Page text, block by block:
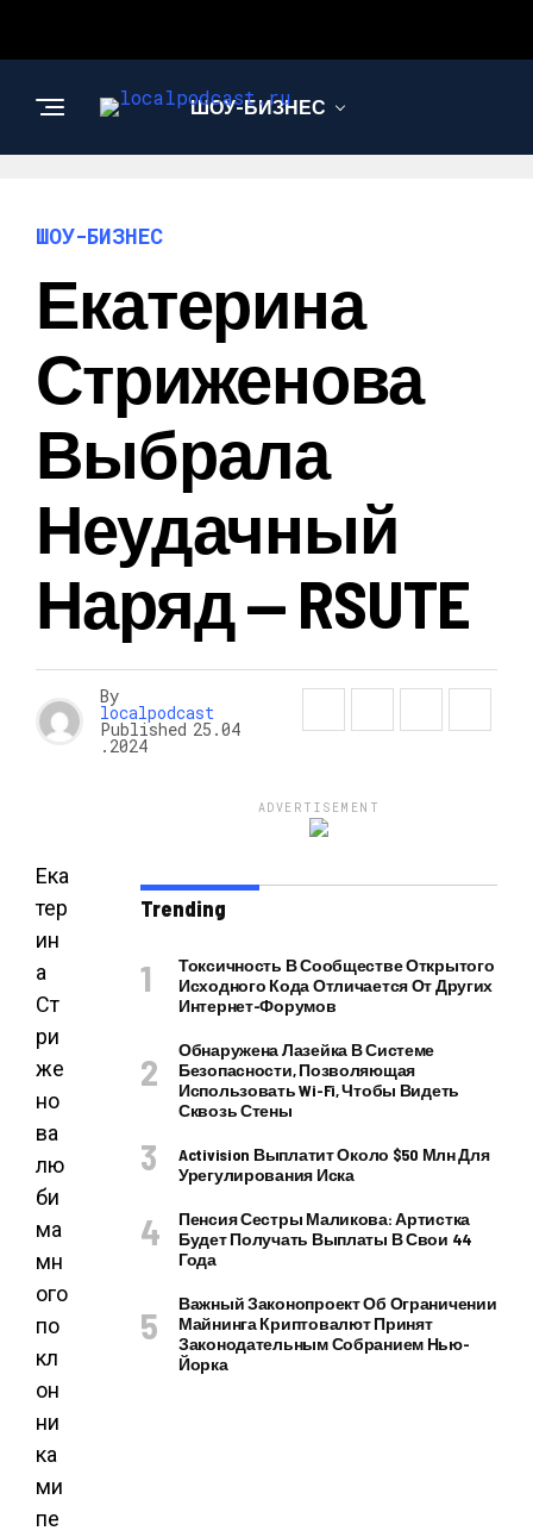
ШОУ-БИЗНЕС
ШОУ-БИЗНЕС
Екатерина
Стриженова
Выбрала
Неудачный
Наряд — RSUTE
By
localpodcast
Published 25.04
.2024
Ека
тер
ин
а
Ст
ри
же
но
ва
лю
би
ма
мн
ого
по
кл
он
ни
ка
ми
пе
ADVERTISEMENT
Trending
Токсичность В Сообществе Открытого
Исходного Кода Отличается От Других
Интернет-Форумов
Обнаружена Лазейка В Системе
Безопасности, Позволяющая
Использовать Wi-Fi, Чтобы Видеть
Сквозь Стены
Activision Выплатит Около $50 Млн Для
Урегулирования Иска
Пенсия Сестры Маликова: Артистка
Будет Получать Выплаты В Свои 44
Года
Важный Законопроект Об Ограничении
Майнинга Криптовалют Принят
Законодательным Собранием Нью-
Йорка